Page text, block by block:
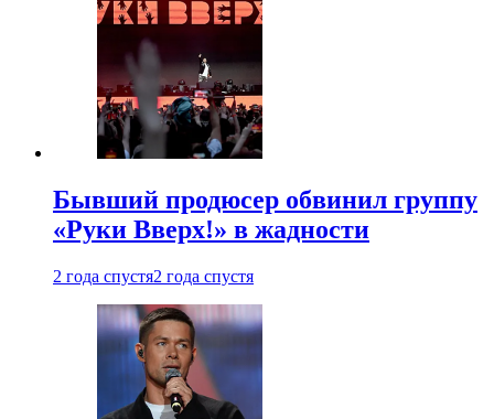
Бывший продюсер обвинил группу
«Руки Вверх!» в жадности
2 года спустя2 года спустя